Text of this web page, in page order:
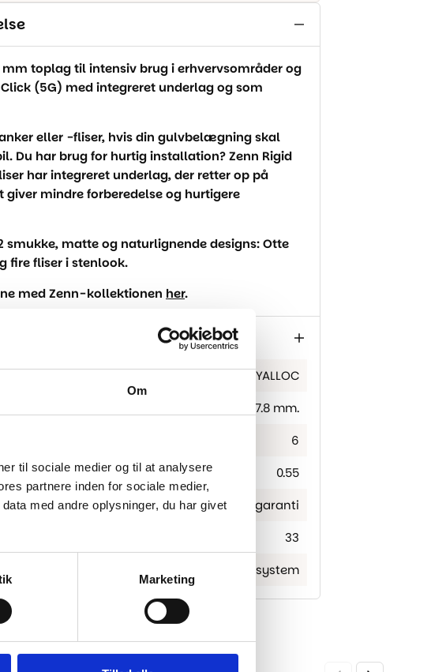
Om
til sociale medier og til at analysere
partnere inden for sociale medier,
med andre oplysninger, du har givet
Marketing
mm toplag til intensiv brug i erhvervsområder og
(5G) med integreret underlag og som
eller -fliser, hvis din gulvbelægning skal
Du har brug for hurtig installation? Zenn Rigid
har integreret underlag, der retter op på
mindre forberedelse og hurtigere
smukke, matte og naturlignende designs: Otte
fire fliser i stenlook.
med Zenn-kollektionen her.
BERRYALLOC
1219×177.8 mm.
6
0.55
Livstidsgaranti
33
Rigid click – Välinge 5G Click system